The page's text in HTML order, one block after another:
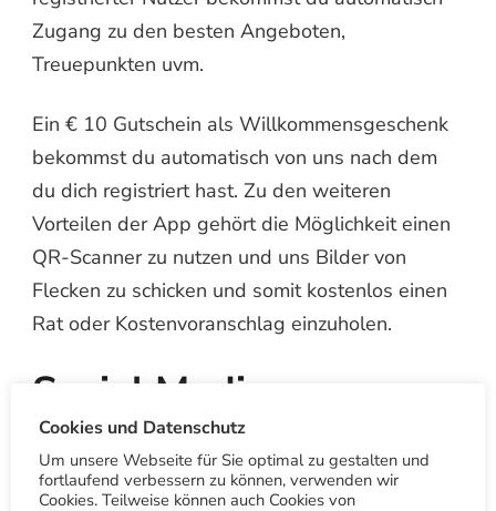
Zugang zu den besten Angeboten,
Treuepunkten uvm.
Ein € 10 Gutschein als Willkommensgeschenk
bekommst du automatisch von uns nach dem
du dich registriert hast. Zu den weiteren
Vorteilen der App gehört die Möglichkeit einen
QR-Scanner zu nutzen und uns Bilder von
Flecken zu schicken und somit kostenlos einen
Rat oder Kostenvoranschlag einzuholen.
Social Media
Übrigens wir sind aufYoutube ,Pinterest,
LinkedIn,X (Twitter), Facebook,Instagram
Cookies und Datenschutz
Um unsere Webseite für Sie optimal zu gestalten und
fortlaufend verbessern zu können, verwenden wir
Cookies. Teilweise können auch Cookies von